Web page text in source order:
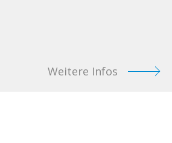
Weitere Infos